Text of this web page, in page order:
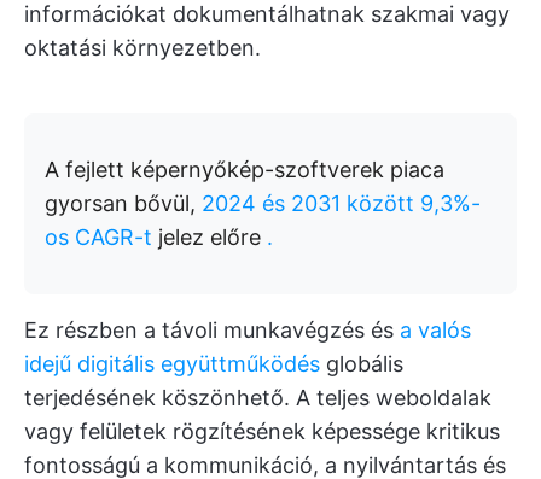
információkat dokumentálhatnak szakmai vagy
oktatási környezetben.
A fejlett képernyőkép-szoftverek piaca
gyorsan bővül, 2024 és 2031 között 9,3%-
os CAGR-t jelez előre .
Ez részben a távoli munkavégzés és a valós
idejű digitális együttműködés globális
terjedésének köszönhető. A teljes weboldalak
vagy felületek rögzítésének képessége kritikus
fontosságú a kommunikáció, a nyilvántartás és